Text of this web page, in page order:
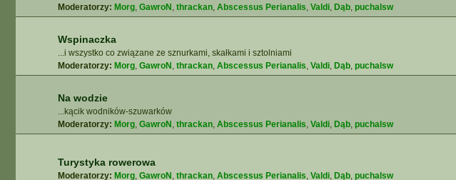
Moderatorzy: Morg, GawroN, thrackan, Abscessus Perianalis, Valdi, Dąb, puchalsw
Wspinaczka
...i wszystko co związane ze sznurkami, skałkami i sztolniami
Moderatorzy: Morg, GawroN, thrackan, Abscessus Perianalis, Valdi, Dąb, puchalsw
Na wodzie
...kącik wodników-szuwarków
Moderatorzy: Morg, GawroN, thrackan, Abscessus Perianalis, Valdi, Dąb, puchalsw
Turystyka rowerowa
Moderatorzy: Morg, GawroN, thrackan, Abscessus Perianalis, Valdi, Dąb, puchalsw